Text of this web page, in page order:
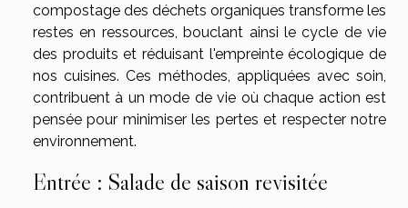
compostage des déchets organiques transforme les
restes en ressources, bouclant ainsi le cycle de vie
des produits et réduisant l'empreinte écologique de
nos cuisines. Ces méthodes, appliquées avec soin,
contribuent à un mode de vie où chaque action est
pensée pour minimiser les pertes et respecter notre
environnement.
Entrée : Salade de saison revisitée